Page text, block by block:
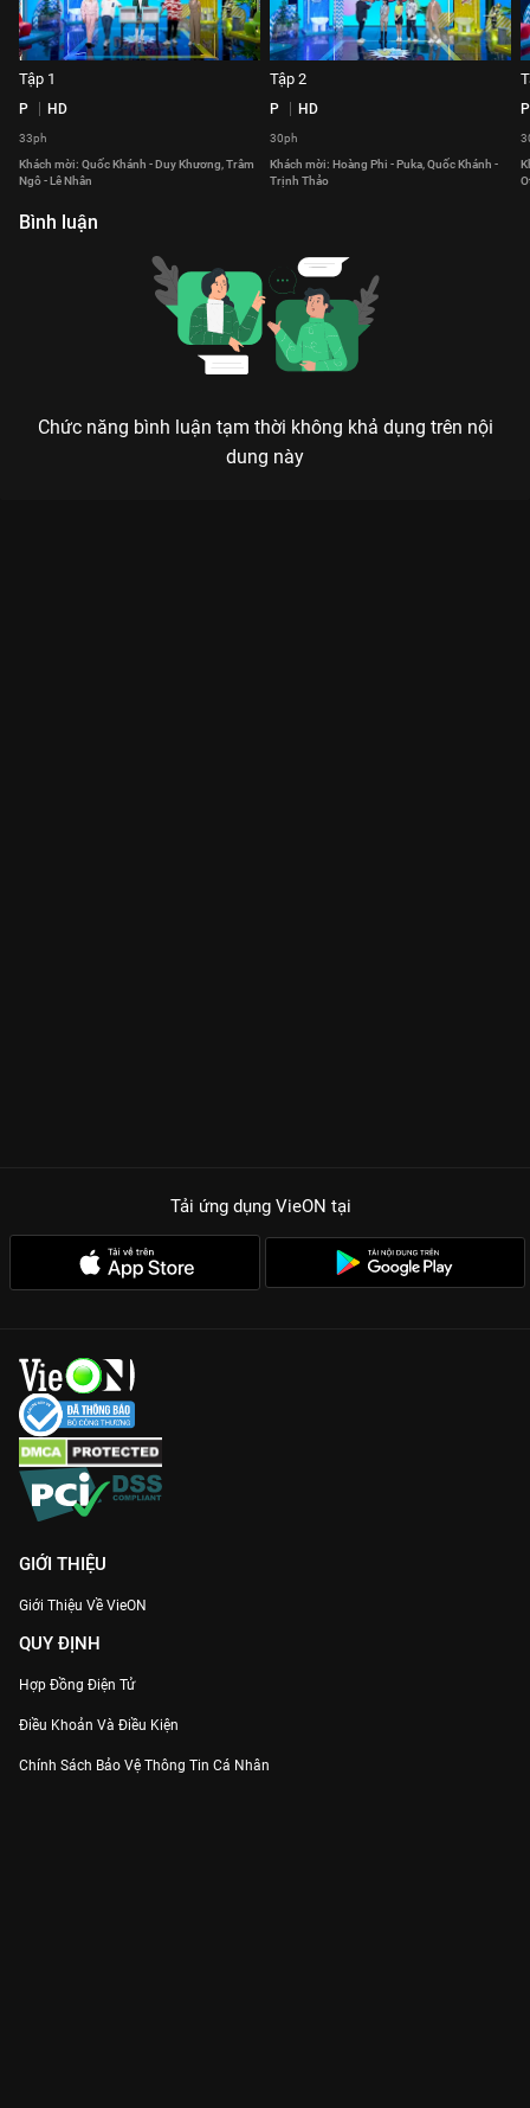
Tập 1
P HD
33ph
Khách mời: Quốc Khánh - Duy Khương, Trâm
Ngô - Lê Nhân
Tập 2
P HD
30ph
Khách mời: Hoàng Phi - Puka, Quốc Khánh -
Trịnh Thảo
P
Bình luận
Chức năng bình luận tạm thời không khả dụng trên nội
dung này
Tải ứng dụng VieON tại
GIỚI THIỆU
Giới Thiệu Về VieON
QUY ĐỊNH
Hợp Đồng Điện Tử
Điều Khoản Và Điều Kiện
Chính Sách Bảo Vệ Thông Tin Cá Nhân